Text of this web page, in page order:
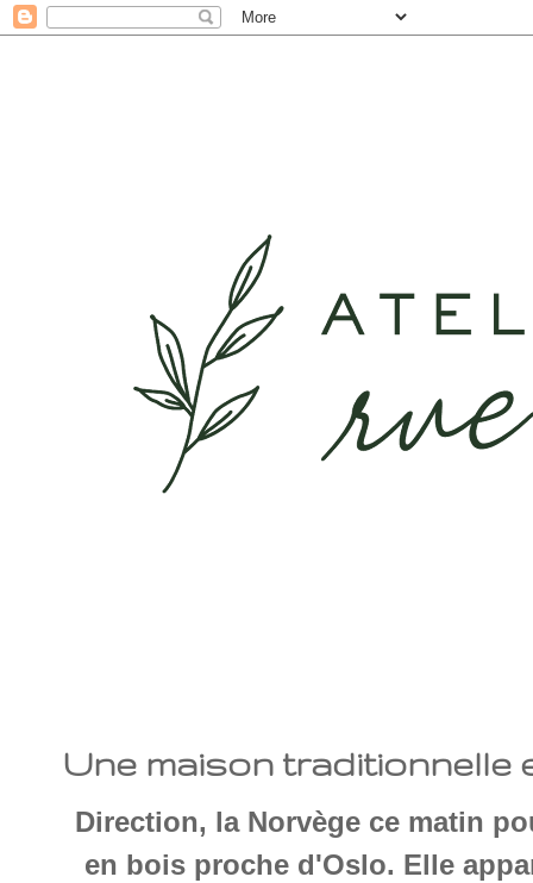
Une maison traditionnelle
Direction, la Norvège ce matin
en bois proche d'Oslo. Elle